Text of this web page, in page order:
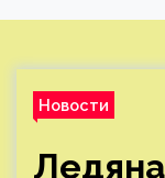
Новости